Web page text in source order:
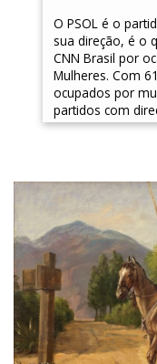
O PSOL é o
sua direção, é o
CNN Brasil por
Mulheres. Com
ocupados por
partidos com